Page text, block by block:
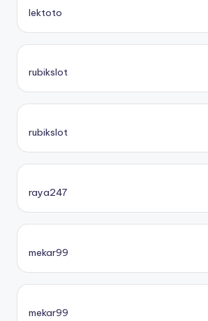
lektoto
rubikslot
rubikslot
raya247
mekar99
mekar99